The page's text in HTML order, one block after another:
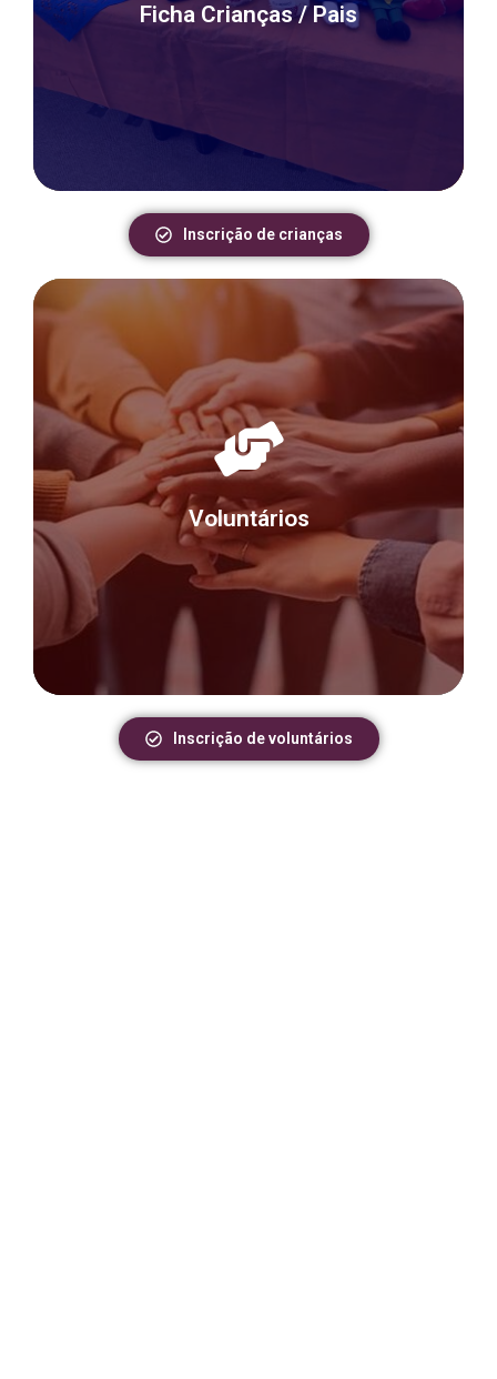
Ficha Crianças / Pais
ficha cadastral referente ao ano de 2025, clique
no botão abaixo.
Inscrição de crianças
Voluntários
Prezado(a)
Para se tornar um voluntário por favor preencher
a ficha cadastral referente ao ano de 2025, clique
no botão abaixo .
Inscrição de voluntários